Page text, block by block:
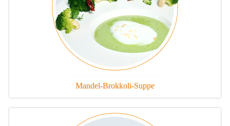
Mandel-Brokkoli-Suppe